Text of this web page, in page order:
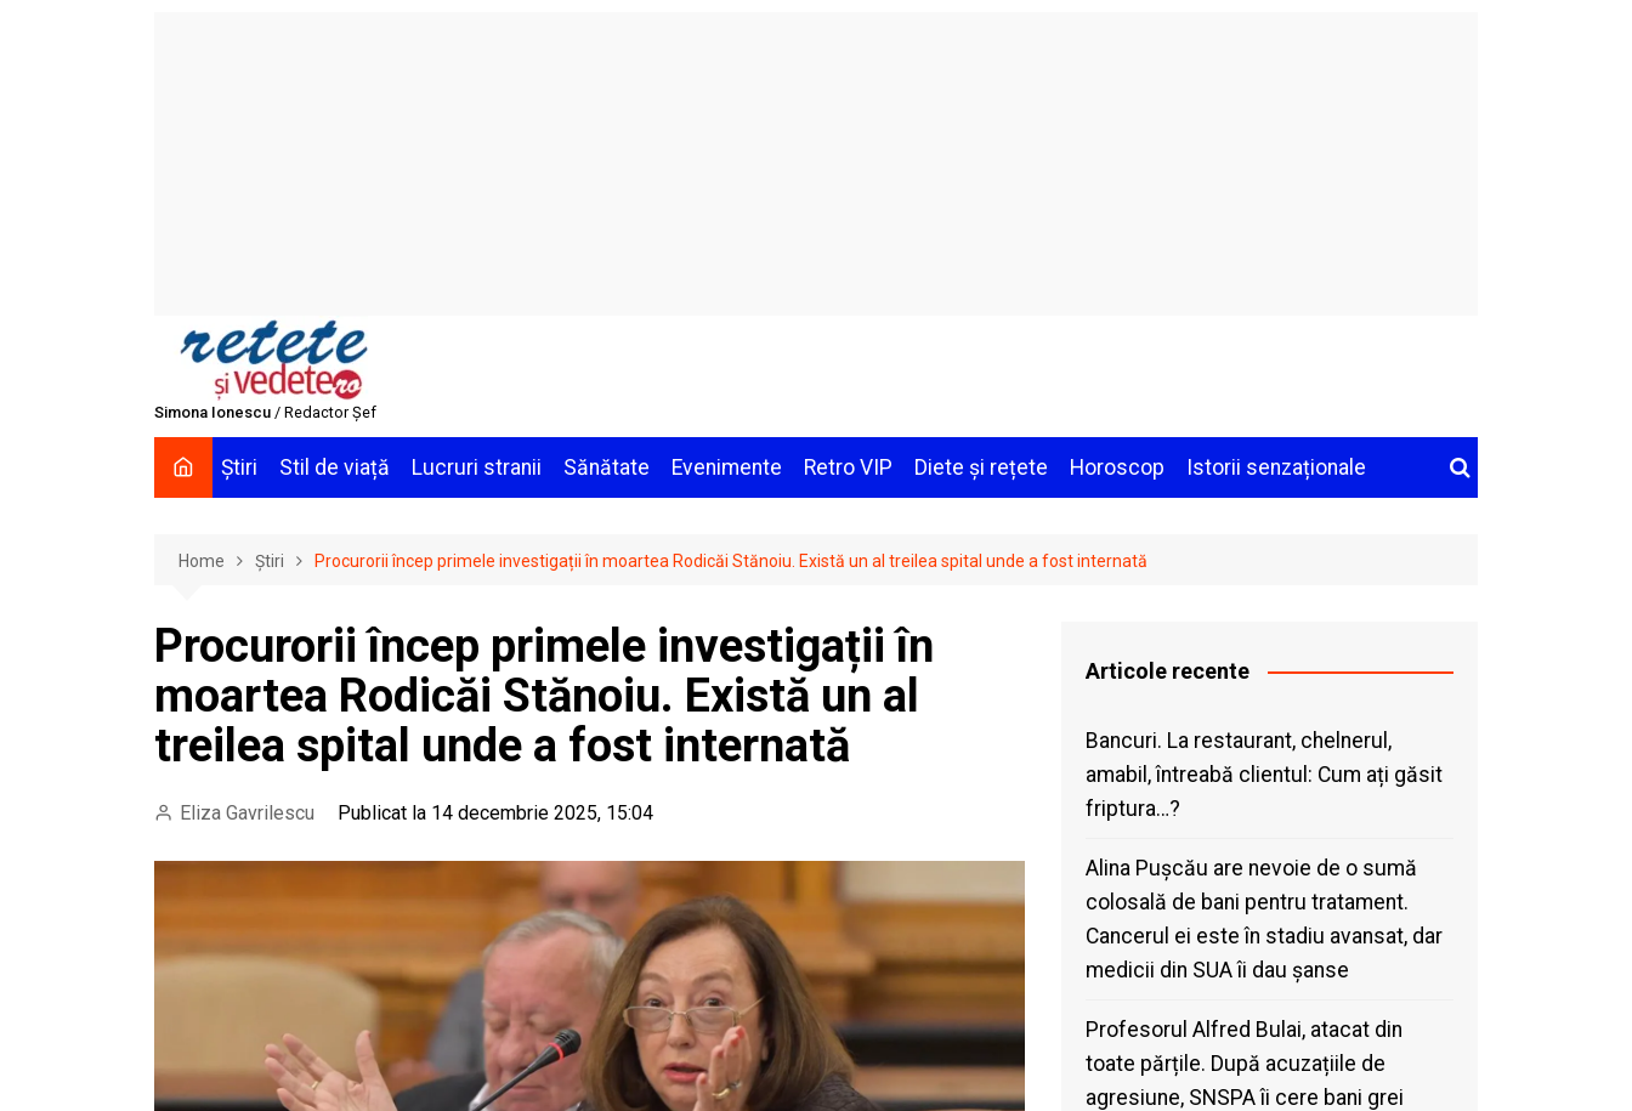
Simona Ionescu / Redactor Șef
Știri Stil de viață Lucruri stranii Sănătate Evenimente Retro VIP Diete și rețete Horoscop Istorii senzaționale
Home Știri Procurorii încep primele investigații în moartea Rodicăi Stănoiu. Există un al treilea spital unde a fost internată
Procurorii încep primele investigații în
moartea Rodicăi Stănoiu. Există un al
treilea spital unde a fost internată
Eliza Gavrilescu Publicat la 14 decembrie 2025, 15:04
Articole recente
Bancuri. La restaurant, chelnerul,
amabil, întreabă clientul: Cum ați găsit
friptura…?
Alina Pușcău are nevoie de o sumă
colosală de bani pentru tratament.
Cancerul ei este în stadiu avansat, dar
medicii din SUA îi dau șanse
Profesorul Alfred Bulai, atacat din
toate părțile. După acuzațiile de
agresiune, SNSPA îi cere bani grei